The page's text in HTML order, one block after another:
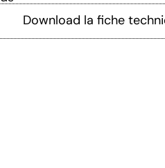
Download la fiche